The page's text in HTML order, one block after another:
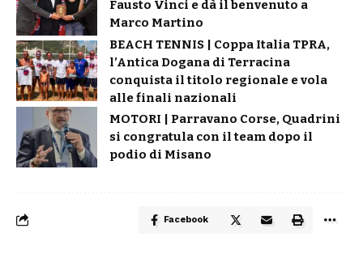
Fausto Vinci e dà il benvenuto a
Marco Martino
BEACH TENNIS | Coppa Italia TPRA,
l’Antica Dogana di Terracina
conquista il titolo regionale e vola
alle finali nazionali
MOTORI | Parravano Corse, Quadrini
si congratula con il team dopo il
podio di Misano
Facebook